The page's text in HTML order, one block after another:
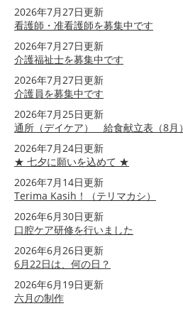
2026年7月27日更新
看護師・准看護師を募集中です
2026年7月27日更新
介護福祉士を募集中です
2026年7月27日更新
介護員を募集中です
2026年7月25日更新
通所（デイケア） 給食献立表（8月）
2026年7月24日更新
★ 七夕に願いを込めて ★
2026年7月14日更新
Terima Kasih！（テリマカシ）
2026年6月30日更新
口腔ケア研修を行いました
2026年6月26日更新
6月22日は、何の日？
2026年6月19日更新
六月の制作